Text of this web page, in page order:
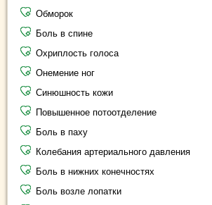
Обморок
Боль в спине
Охриплость голоса
Онемение ног
Синюшность кожи
Повышенное потоотделение
Боль в паху
Колебания артериального давления
Боль в нижних конечностях
Боль возле лопатки